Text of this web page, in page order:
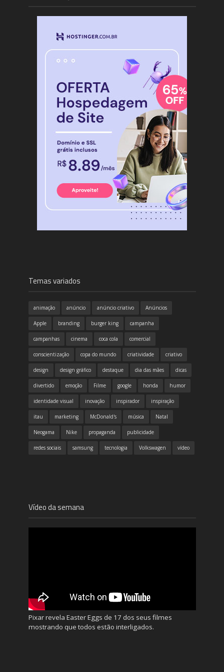
Temas variados
animação anúncio anúncio criativo Anúncios
Apple branding burger king campanha
campanhas cinema coca cola comercial
conscientização copa do mundo criatividade criativo
design design gráfico destaque dia das mães dicas
divertido emoção Filme google honda humor
identidade visual inovação inspirador inspiração
itau marketing McDonald's música Natal
Neogama Nike propaganda publicidade
redes sociais samsung tecnologia Volkswagen vídeo
Vídeo da semana
Pixar revela Easter Eggs de 17 dos seus filmes
mostrando que todos estão interligados.